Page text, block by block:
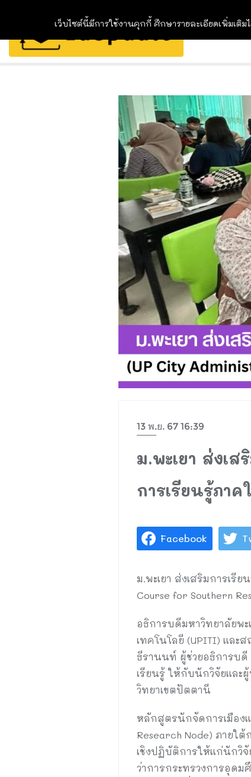
13 พ.ย. 67 16:39
ม.พะเยา ส่งเ
การเรียนรู้ภาค
Facebook
ม.พะเยา ส่งเสริมการเรี
Course for Southern
อธิการบดีมหาวิทยาลัยพ
เทคโนโลยี (UPITI) และ
ธีรานนท์ ผู้ช่วยอธิการบดี
เรียนรู้ ให้กับนักวิจัยและ
วิทยาเขตปัตตานี
หลักสูตรนักจัดการเมือง
Research Node) ภาย
เชิงปฏิบัติการให้แก่นักวิ
ว่าการกระทรวงการอุด
เว็บไซต์นี้มีการใช้งานคุกกี้ ศึกษารายละเอียดเพิ่มเติม